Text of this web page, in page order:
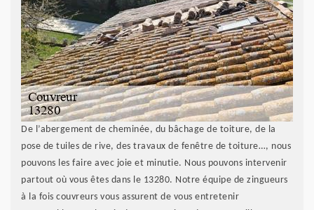
De l’abergement de cheminée, du bâchage de toiture, de la
pose de tuiles de rive, des travaux de fenêtre de toiture…, nous
pouvons les faire avec joie et minutie. Nous pouvons intervenir
partout où vous êtes dans le 13280. Notre équipe de zingueurs
à la fois couvreurs vous assurent de vous entretenir